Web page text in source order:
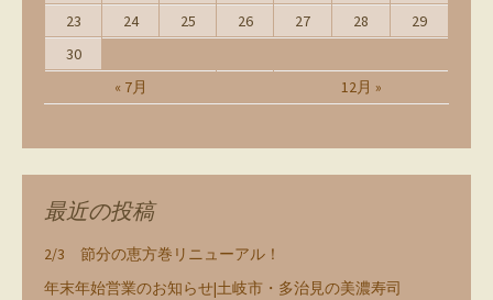
« 7月 12月 »
23
24 25 26 27 28
29
30
最近の投稿
2/3 節分の恵方巻リニューアル！
年末年始営業のお知らせ|土岐市・多治見の美濃寿司